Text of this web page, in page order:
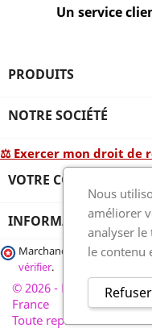
Un service
PRODUITS
NOTRE SOCIÉTÉ
⚖ Exercer mon droit de
VOTRE COMPTE
INFORMATIONS
Marchand approuvé par la
vérifier.
© 2026 - France-
France
Toute reproduction
Nous
améliorer
analyser le
le contenu
Refuser